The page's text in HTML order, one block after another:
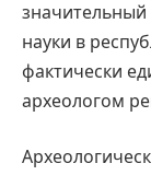
значительный
науки в
фактически
археологом